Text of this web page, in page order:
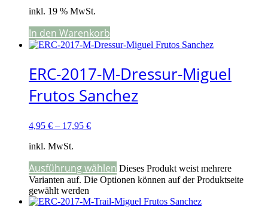
inkl. 19 % MwSt.
In den Warenkorb
ERC-2017-M-Dressur-Miguel
Frutos Sanchez
4,95 € – 17,95 €
inkl. MwSt.
Ausführung wählen Dieses Produkt weist mehrere
Varianten auf. Die Optionen können auf der Produktseite
gewählt werden